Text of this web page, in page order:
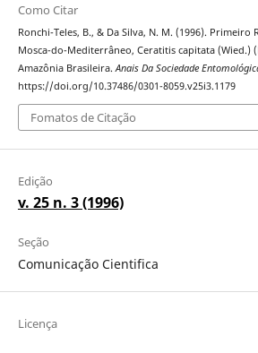
Como Citar
Ronchi-Teles, B., & Da Silva, N. M. (1996).
Mosca-do-Mediterrâneo, Ceratitis capitata (Wied.)
Amazônia Brasileira. Anais Da Sociedade
https://doi.org/10.37486/0301-8059.v25i3.1179
Fomatos de Citação
Edição
v. 25 n. 3 (1996)
Seção
Comunicação Cientifica
Licença